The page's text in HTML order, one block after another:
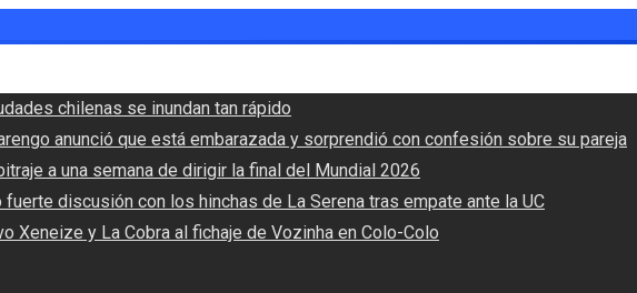
chilenas se inundan tan rápido
anunció que está embarazada y sorprendió con confesión sobre su pareja
a una semana de dirigir la final del Mundial 2026
discusión con los hinchas de La Serena tras empate ante la UC
Xeneize y La Cobra al fichaje de Vozinha en Colo-Colo